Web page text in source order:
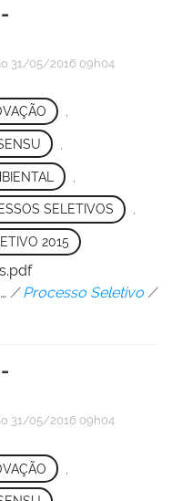
31/05/2016 09h04
SELETIVOS ,
2015
… /Processo Seletivo /
31/05/2016 09h04